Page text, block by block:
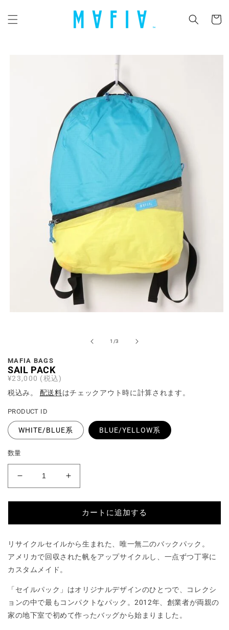
進む
ー
1 /の
3
MAFIA BAGS
SAIL PACK
通
価
¥23,000 (税込)
税込み。 配送料はチェックアウト時に計算されます。
PRODUCT ID
WHITE/BLUE系 BLUE/YELLOW系
数量
Pack
の
量
を
減
ら
す
Sail
Pack
の
量
を
増
カートに追加する
リサイクルセイルから生まれた、唯一無二のバックパック。
アメリカで回収された帆をアップサイクルし、一点ずつ丁寧に
カスタムメイド。
「セイルパック」はオリジナルデザインのひとつで、コレクシ
ョンの中で最もコンパクトなパック。2012年、創業者が両親の
家の地下室で初めて作ったバッグから始まりました。